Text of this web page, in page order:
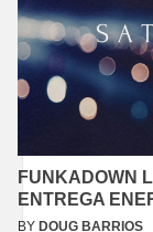
FUNKADOWN
ENTREGA
BY DOUG BARRIOS